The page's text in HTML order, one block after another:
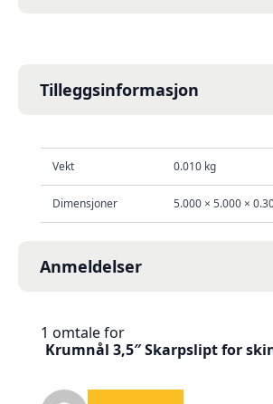
Tilleggsinformasjon
Vekt 0.010 kg
Dimensjoner 5.000 × 5.000 ×
Anmeldelser
1 omtale for
Krumnål 3,5″ Skarpslipt for